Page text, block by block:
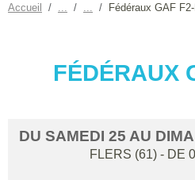
Accueil Fédéraux GAF
FÉDÉRAUX
DU SAMEDI 25 AU
FLERS (61) - DE